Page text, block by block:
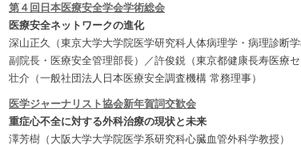
第４回日本医療安全学会学術総会
医療安全ネットワークの進化
深山正久（東京大学大学院医学研究科人体病理学・病理診断
副院長・医療安全管理部長）／許俊鋭（東京都健康長寿医療
壮介（一般社団法人日本医療安全調査機構 常務理事）
医学ジャーナリスト協会新年賀詞交歓会
重症心不全に対する外科治療の現状と未来
澤芳樹（大阪大学大学院医学系研究科心臓血管外科学教授）